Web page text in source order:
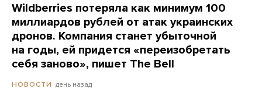
Wildberries потеряла как минимум 100
миллиардов рублей от атак украинских
дронов. Компания станет убыточной
на годы, ей придется «переизобретать
себя заново», пишет The Bell
НОВОСТИ день назад